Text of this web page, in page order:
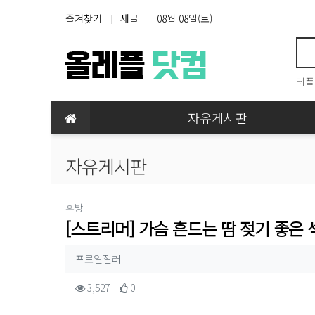
상단 네비
즐겨찾기 새글 08월 08일(토)
레
메인 메뉴 자유게시판
자유게시판
후방
[스트리머] 가슴 흔드는 땀 젖기 좋은
작성자 정보
프로일잘러
컨텐츠 정보
3,527조회 0추천